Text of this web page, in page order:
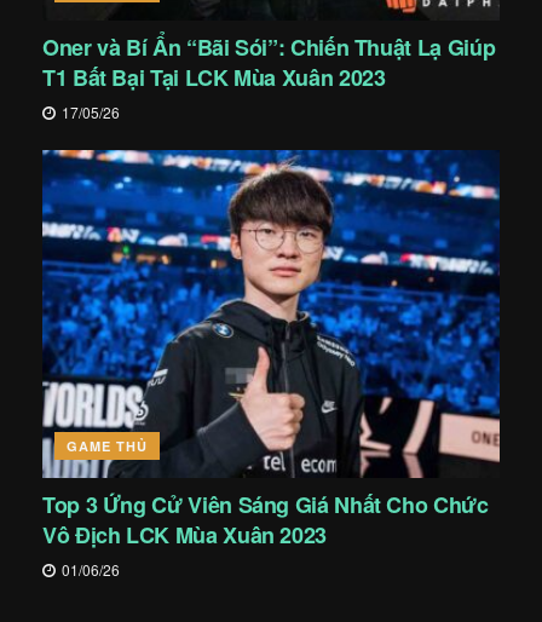
Oner và Bí Ẩn “Bãi Sói”: Chiến Thuật Lạ Giúp
T1 Bất Bại Tại LCK Mùa Xuân 2023
17/05/26
GAME THỦ
Top 3 Ứng Cử Viên Sáng Giá Nhất Cho Chức
Vô Địch LCK Mùa Xuân 2023
01/06/26